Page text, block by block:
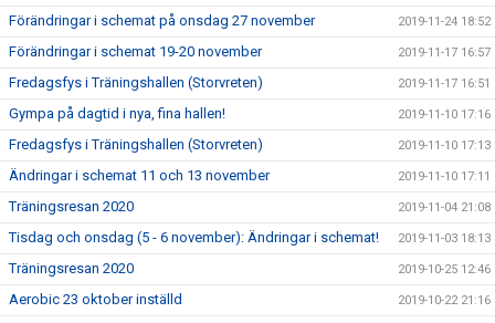
Förändringar i schemat på onsdag 27 november 2019-11-24 18:52
Förändringar i schemat 19-20 november 2019-11-17 16:57
Fredagsfys i Träningshallen (Storvreten) 2019-11-17 16:51
Gympa på dagtid i nya, fina hallen! 2019-11-10 17:16
Fredagsfys i Träningshallen (Storvreten) 2019-11-10 17:13
Ändringar i schemat 11 och 13 november 2019-11-10 17:11
Träningsresan 2020 2019-11-04 21:08
Tisdag och onsdag (5 - 6 november): Ändringar i schemat! 2019-11-03 18:13
Träningsresan 2020 2019-10-25 12:46
Aerobic 23 oktober inställd 2019-10-22 21:16